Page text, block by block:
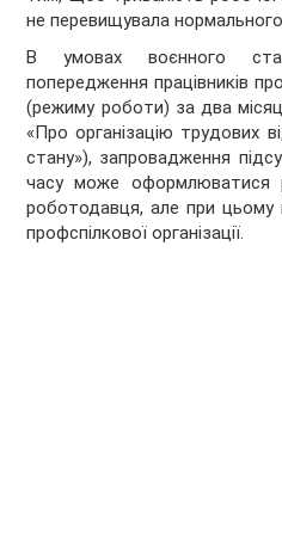
не перевищувала
В умовах воєнного
попередження працівників
(режиму роботи) за два
«Про організацію трудових
стану»), запровадження
часу може оформлюватися
роботодавця, але при цьому
профспілкової організації.